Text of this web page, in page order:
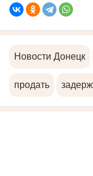
Новости Донецк
продать